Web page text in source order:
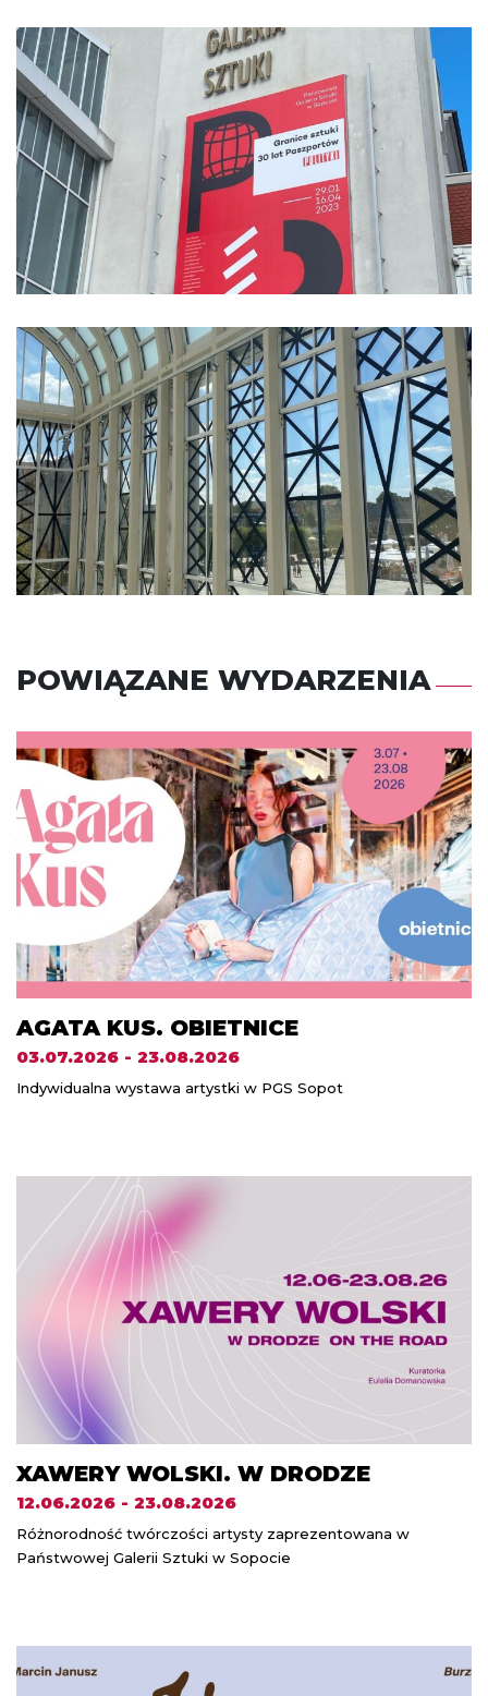
POWIĄZANE WYDARZENIA
AGATA KUS. OBIETNICE
03.07.2026 - 23.08.2026
Indywidualna wystawa artystki w PGS Sopot
XAWERY WOLSKI. W DRODZE
12.06.2026 - 23.08.2026
Różnorodność twórczości artysty zaprezentowana w
Państwowej Galerii Sztuki w Sopocie